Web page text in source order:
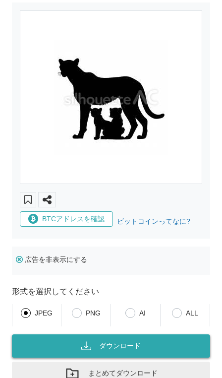
BTCアドレスを確認 ビットコインってなに?
広告を非表示にする
形式を選択してください
JPEG PNG AI ALL
ダウンロード
まとめてダウンロード